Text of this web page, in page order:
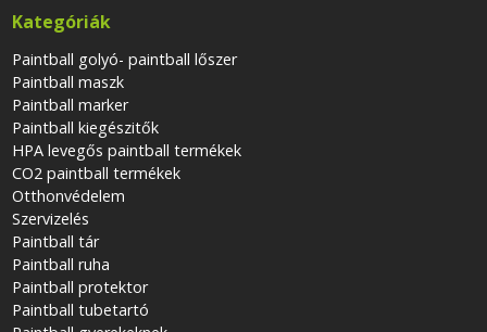
Kategóriák
Paintball golyó- paintball lőszer
Paintball maszk
Paintball marker
Paintball kiegészitők
HPA levegős paintball termékek
CO2 paintball termékek
Otthonvédelem
Szervizelés
Paintball tár
Paintball ruha
Paintball protektor
Paintball tubetartó